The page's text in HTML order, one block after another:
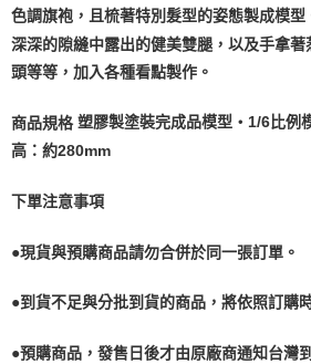
色調旗袍，且梳著特別髮型的姿態製成模型
深深的隙縫中露出的健美雙腿，以及手拿
頭等等，加入各種看點製作。
商品規格塑膠製塗裝完成品模型・1/6比例
高：約280mm
下單注意事項
●現貨與預購商品請勿合併於同一張訂單。
●到貨不足與分批到貨的商品，將依照訂購
●預購商品，發售日後才由原廠商通知台灣